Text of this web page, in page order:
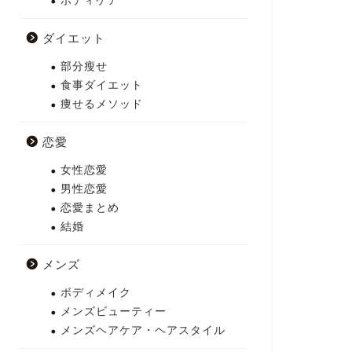
ダイエット
部分瘦せ
食事ダイエット
痩せるメソッド
恋愛
女性恋愛
男性恋愛
恋愛まとめ
結婚
メンズ
ボディメイク
メンズビューティー
メンズヘアケア・ヘアスタイル